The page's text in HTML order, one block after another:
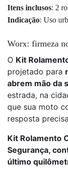
Itens inclusos: 2
Indicação: Uso
Worx: firmeza
O Kit
projetado para
abrem mão da
estrada, na
que sua moto
resposta
Kit Rolamento
Segurança,
último